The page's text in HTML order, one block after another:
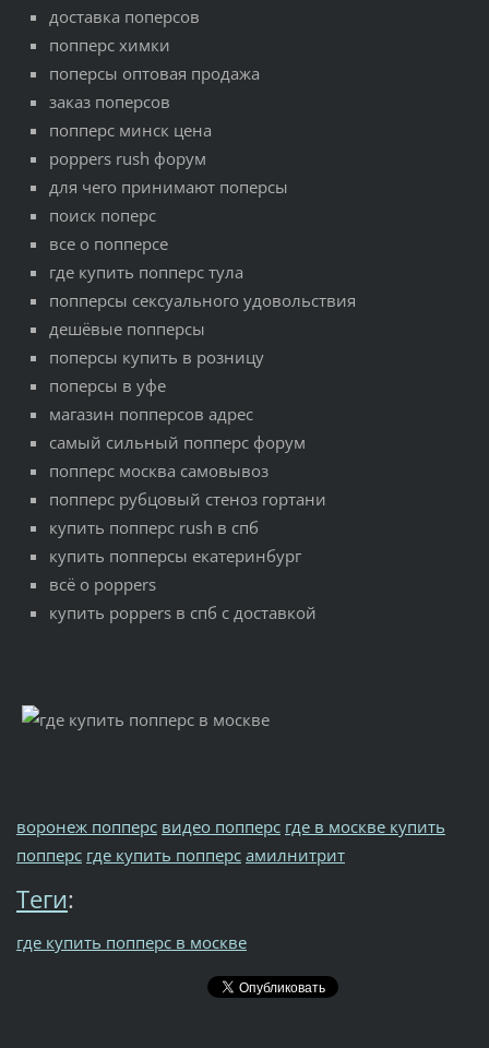
доставка поперсов
попперс химки
поперсы оптовая продажа
заказ поперсов
попперс минск цена
poppers rush форум
для чего принимают поперсы
поиск поперс
все о попперсе
где купить попперс тула
попперсы сексуального удовольствия
дешёвые попперсы
поперсы купить в розницу
поперсы в уфе
мaгaзин попперсов aдрес
самый сильный попперс форум
попперс москва самовывоз
попперс рубцовый стеноз гортани
купить попперс rush в спб
купить попперсы екатеринбург
всё о poppers
купить poppers в спб с доставкой
воронеж попперс видео попперс где в москве купить
попперс где купить попперс амилнитрит
Теги:
где купить попперс в москве